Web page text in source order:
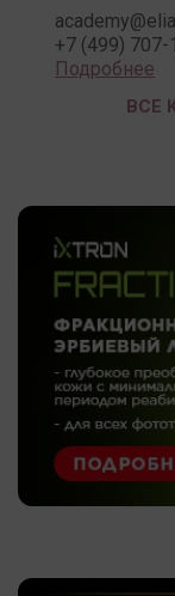
+7 (499) 707-
Подробнее
ВСЕ